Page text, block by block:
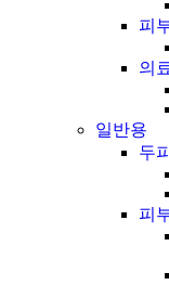
피
의
일반용
두피
피